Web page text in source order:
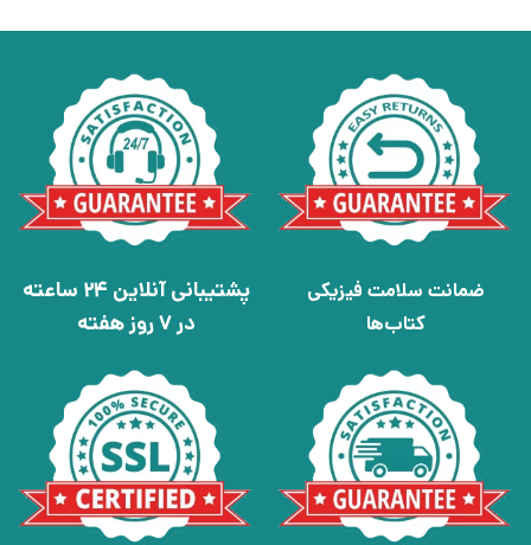
ضمانت سلامت فیزیکی
کتاب‌ها
پشتیبانی آنلاین 24 ساعته
در 7 روز هفته